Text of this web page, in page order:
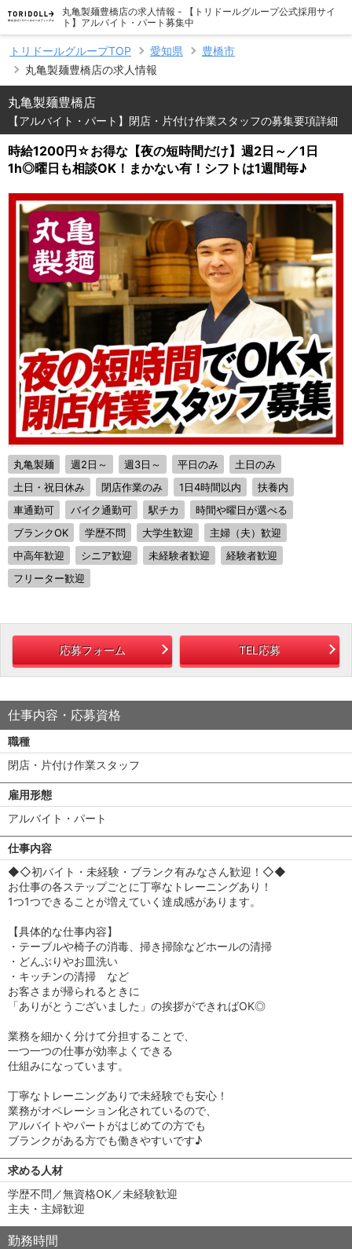
丸亀製麺豊橋店の求人情報 - 【トリドールグループ公式採用サイ
ト】アルバイト・パート募集中
トリドールグループTOP 愛知県
豊橋市
丸亀製麺豊橋店の求人情報
丸亀製麺豊橋店
【アルバイト・パート】閉店・片付け作業スタッフの募集要項詳細
時給1200円☆お得な【夜の短時間だけ】週2日～／1日
1h◎曜日も相談OK！まかない有！シフトは1週間毎♪
丸亀製麺 週2日～ 週3日～ 平日のみ
土日のみ
土日・祝日休み
閉店作業のみ 1日4時間以内
扶養内
車通勤可
バイク通勤可 駅チカ
時間や曜日が選べる
ブランクOK
学歴不問 大学生歓迎
主婦（夫）歓迎
中高年歓迎
シニア歓迎 未経験者歓迎
経験者歓迎
フリーター歓迎
応募フォーム TEL応募
仕事内容・応募資格
職種
閉店・片付け作業スタッフ
雇用形態
アルバイト・パート
仕事内容
◆◇初バイト・未経験・ブランク有みなさん歓迎！◇◆
お仕事の各ステップごとに丁寧なトレーニングあり！
1つ1つできることが増えていく達成感があります。
【具体的な仕事内容】
・テーブルや椅子の消毒、掃き掃除などホールの清掃
・どんぶりやお皿洗い
・キッチンの清掃 など
お客さまが帰られるときに
「ありがとうございました」の挨拶ができればOK◎
業務を細かく分けて分担することで、
一つ一つの仕事が効率よくできる
仕組みになっています。
丁寧なトレーニングありで未経験でも安心！
業務がオペレーション化されているので、
アルバイトやパートがはじめての方でも
ブランクがある方でも働きやすいです♪
求める人材
学歴不問／無資格OK／未経験歓迎
主夫・主婦歓迎
勤務時間